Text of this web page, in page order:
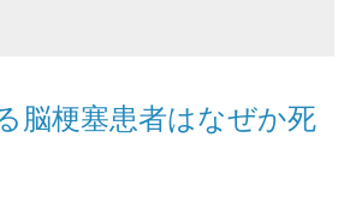
脳梗塞患者はなぜか死